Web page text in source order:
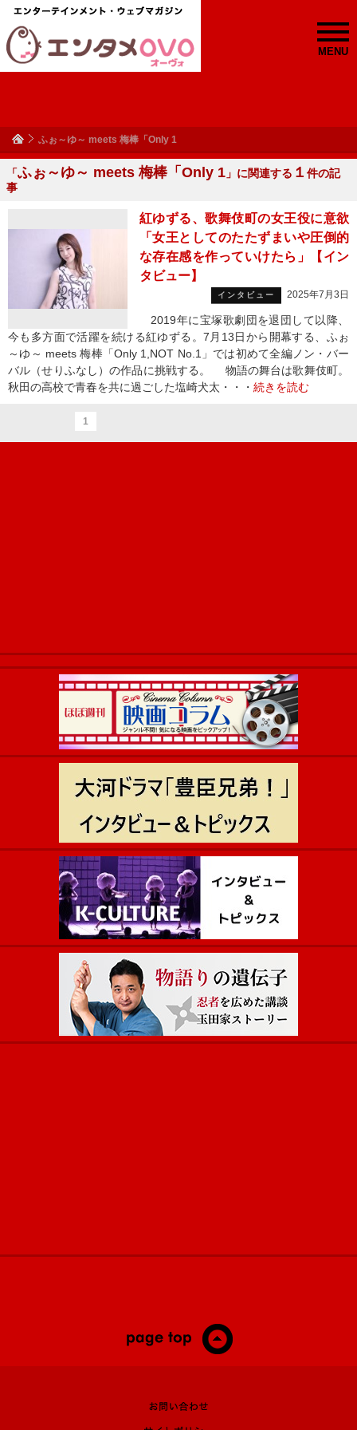
MENU
ふぉ～ゆ～ meets 梅棒「Only 1
「ふぉ～ゆ～ meets 梅棒「Only 1 」に関連する １ 件の記
事
紅ゆずる、歌舞伎町の女王役に意欲
「女王としてのたたずまいや圧倒的
な存在感を作っていけたら」【イン
タビュー】
インタビュー 2025年7月3日
2019年に宝塚歌劇団を退団して以降、
今も多方面で活躍を続ける紅ゆずる。7月13日から開幕する、ふぉ
～ゆ～ meets 梅棒「Only 1,NOT No.1」では初めて全編ノン・バー
バル（せりふなし）の作品に挑戦する。 物語の舞台は歌舞伎町。
秋田の高校で青春を共に過ごした塩崎犬太・・・ 続きを読む
1